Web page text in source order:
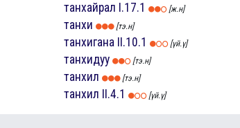
танхайрал I.17.1 [ж.н]
танхи [тэ.н]
танхигана II.10.1 [үй.ү]
танхидуу [тэ.н]
танхил [тэ.н]
танхил II.4.1 [үй.ү]